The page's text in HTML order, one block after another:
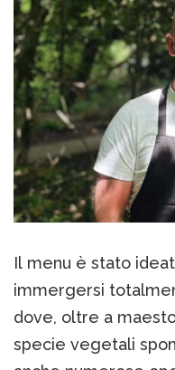
Il menu è stato
immergersi
dove, oltre a
specie vegetali